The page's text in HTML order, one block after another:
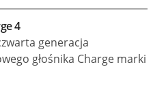
4
generacja
głośnika Charge marki